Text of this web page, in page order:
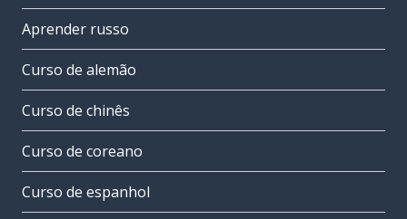
Aprender russo
Curso de alemão
Curso de chinês
Curso de coreano
Curso de espanhol